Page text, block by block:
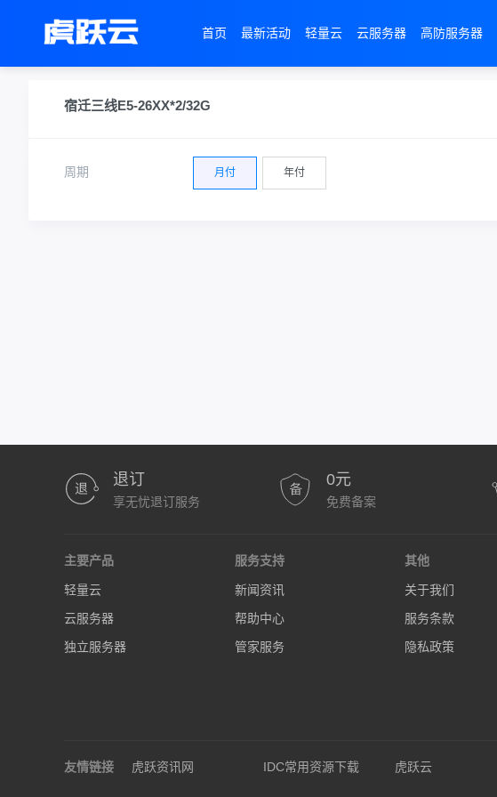
首页 最新活动 轻量云 云服务器 高防服务器
宿迁三线E5-26XX*2/32G
周期 月付 年付
退订
享无忧退订服务
0元
免费备案
主要产品
轻量云
云服务器
独立服务器
服务支持
新闻资讯
帮助中心
管家服务
其他
关于我们
服务条款
隐私政策
友情链接 虎跃资讯网 IDC常用资源下载 虎跃云